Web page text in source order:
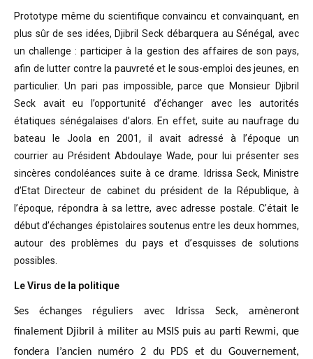
Prototype même du scientifique convaincu et convainquant, en
plus sûr de ses idées, Djibril Seck débarquera au Sénégal, avec
un challenge : participer à la gestion des affaires de son pays,
afin de lutter contre la pauvreté et le sous-emploi des jeunes, en
particulier. Un pari pas impossible, parce que Monsieur Djibril
Seck avait eu l’opportunité d’échanger avec les autorités
étatiques sénégalaises d’alors. En effet, suite au naufrage du
bateau le Joola en 2001, il avait adressé à l’époque un
courrier au Président Abdoulaye Wade, pour lui présenter ses
sincères condoléances suite à ce drame. Idrissa Seck, Ministre
d’Etat Directeur de cabinet du président de
la République, à
l’époque, répondra à sa lettre, avec adresse postale. C’était le
début d’échanges épistolaires soutenus entre les deux hommes,
autour des problèmes du pays et d’esquisses de solutions
possibles.
Le Virus de la politique
Ses échanges réguliers avec Idrissa Seck, amèneront
finalement Djibril à militer au MSIS puis au parti Rewmi, que
fondera l’ancien numéro 2 du PDS et du Gouvernement,